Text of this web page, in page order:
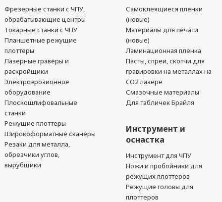
Фрезерные станки с ЧПУ,
обрабатывающие центры
Токарные станки с ЧПУ
Планшетные режущие
плоттеры
Лазерные гравёры и
раскройщики
Электроэрозионное
оборудование
Плоскошлифовальные
станки
Режущие плоттеры
Широкоформатные сканеры
Резаки для металла,
обрезчики углов,
вырубщики
Самоклеящиеся пленки
(новые)
Материалы для печати
(новые)
Ламинационная пленка
Пасты, спреи, скотчи для
гравировки на металлах на
CO2 лазере
Смазочные материалы
Для табличек Брайля
Инструмент и
оснастка
Инструмент для ЧПУ
Ножи и пробойники для
режущих плоттеров
Режущие головы для
плоттеров